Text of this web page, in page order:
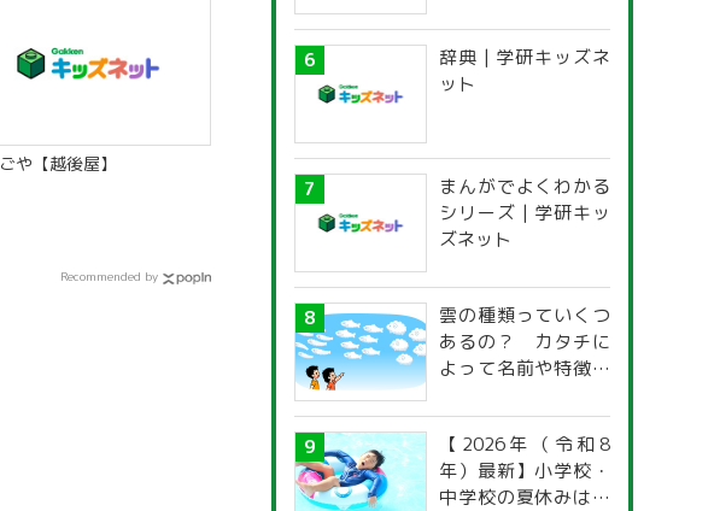
や【越後屋】
Recommended by
辞典 | 学研キッズネ
ット
まんがでよくわかる
シリーズ | 学研キッ
ズネット
雲の種類っていくつ
あるの？ カタチに
よって名前や特徴が
【2026年（令和8
年）最新】小学校・
中学校の夏休みはい